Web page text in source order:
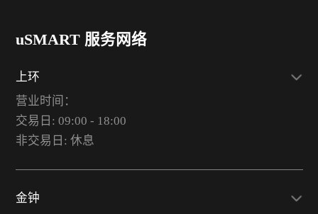
uSMART 服务网络
上环
营业时间：
交易日: 09:00 - 18:00
非交易日: 休息
金钟